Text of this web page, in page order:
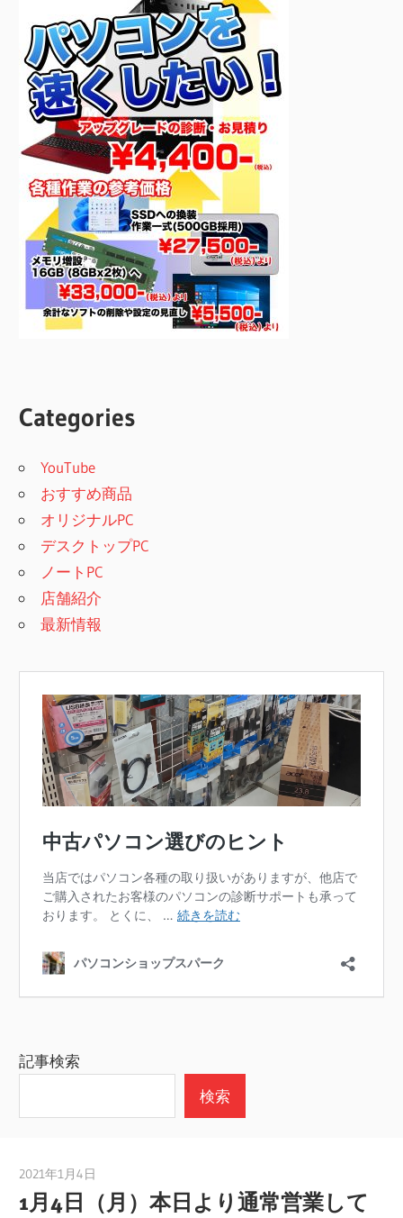
2021年1月4日
1月4日（月）本日より通常営業して
Categories
YouTube
おすすめ商品
オリジナルPC
デスクトップPC
ノートPC
店舗紹介
最新情報
記事検索
検索